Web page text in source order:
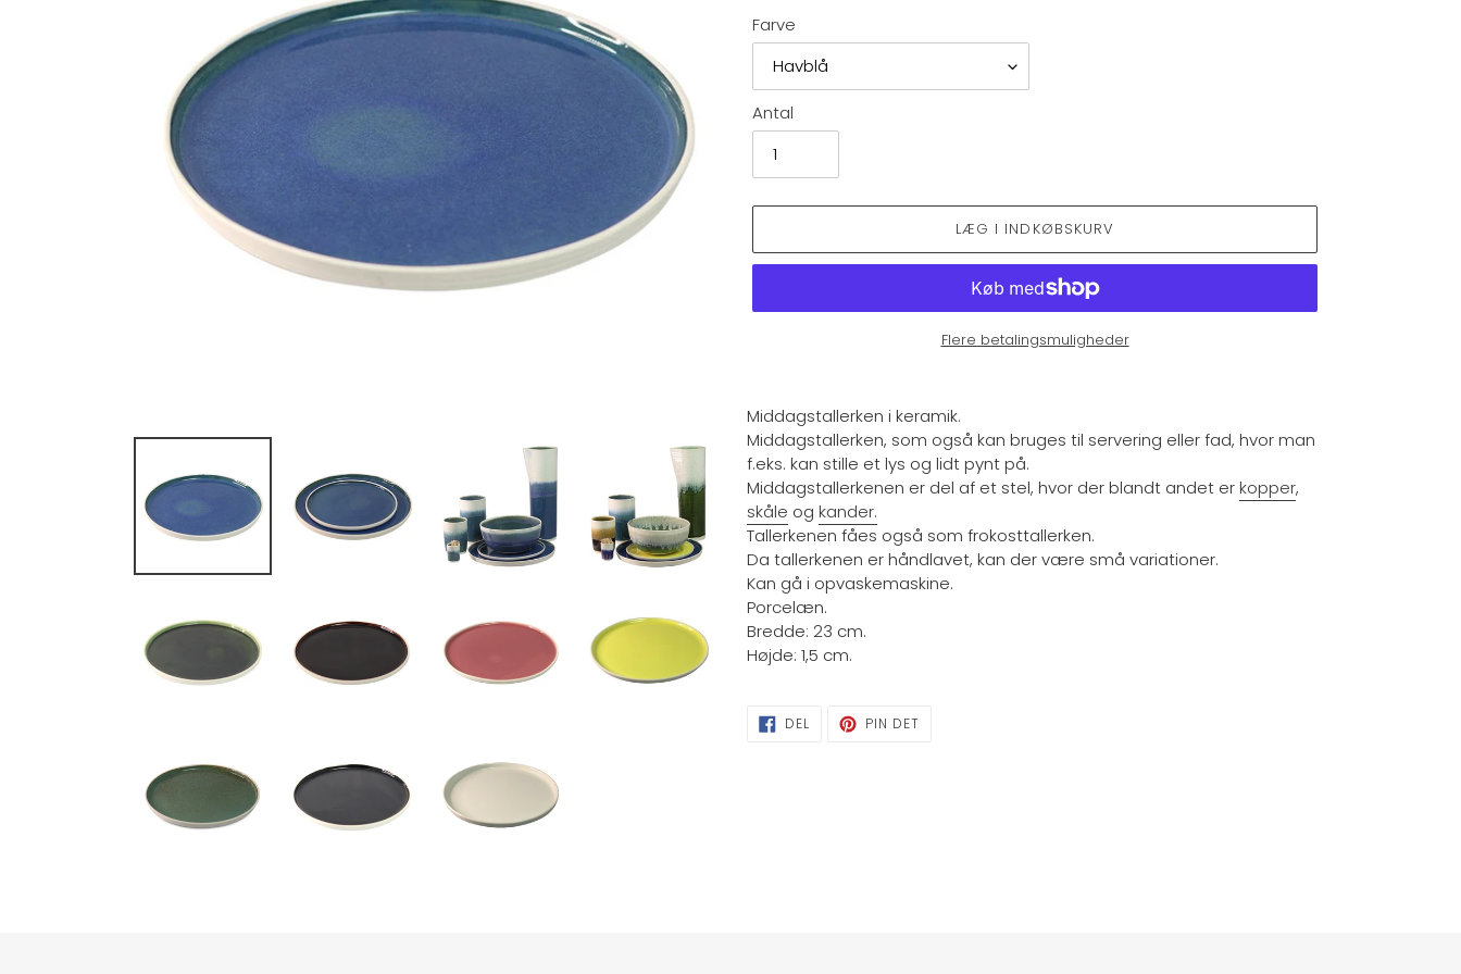
Farve
Antal
LÆG I INDKØBSKURV
Flere betalingsmuligheder
produkt
i
din
indkøbskurv
Middagstallerken i keramik.
Middagstallerken, som også kan bruges til servering eller fad, hvor man
f.eks. kan stille et lys og lidt pynt på.
Middagstallerkenen er del af et stel, hvor der blandt andet erkopper,
skåle og kander.
Tallerkenen fåes også som frokosttallerken.
Da tallerkenen er håndlavet, kan der være små variationer.
Kan gå i opvaskemaskine.
Porcelæn.
Bredde: 23 cm.
Højde: 1,5 cm.
DEL
PÅ
PIN DETPIN